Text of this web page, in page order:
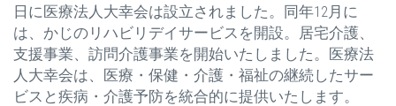
日に医療法人大幸会は設立されました。同年12月に
は、かじのリハビリデイサービスを開設。居宅介護、
支援事業、訪問介護事業を開始いたしました。医療法
人大幸会は、医療・保健・介護・福祉の継続したサー
ビスと疾病・介護予防を統合的に提供いたします。